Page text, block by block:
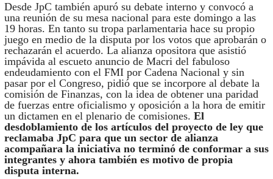
Desde JpC también apuró su debate interno y convocó a
una reunión de su mesa nacional para este domingo a las
19 horas. En tanto su tropa parlamentaria hace su propio
juego en medio de la disputa por los votos que aprobarán o
rechazarán el acuerdo. La alianza opositora que asistió
impávida al escueto anuncio de Macri del fabuloso
endeudamiento con el FMI por Cadena Nacional y sin
pasar por el Congreso, pidió que se incorpore al debate la
comisión de Finanzas, con la idea de obtener una paridad
de fuerzas entre oficialismo y oposición a la hora de emitir
un dictamen en el plenario de comisiones. El
desdoblamiento de los artículos del proyecto de ley que
reclamaba JpC para que un sector de alianza
acompañara la iniciativa no terminó de conformar a sus
integrantes y ahora también es motivo de propia
disputa interna.